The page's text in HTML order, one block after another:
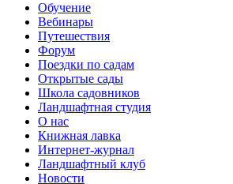
Обучение
Вебинары
Путешествия
Форум
Поездки по садам
Открытые сады
Школа садовников
Ландшафтная студия
О нас
Книжная лавка
Интернет-журнал
Ландшафтный клуб
Новости